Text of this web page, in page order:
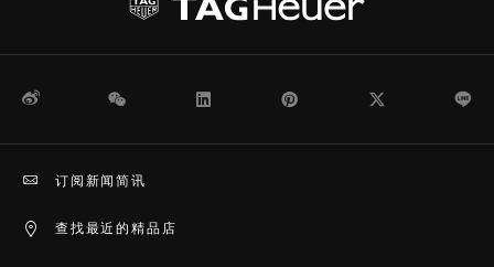
微博 WeChat Pinterest
查找最近的精品店
订阅新闻简讯